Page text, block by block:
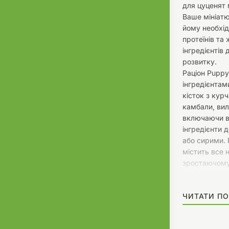
для цуценят
Ваше
йому
протеїнів
розвитку.
Раціон
кісток з
камбали,
включаючи
або сирими.
містить все
ЧИТАТИ